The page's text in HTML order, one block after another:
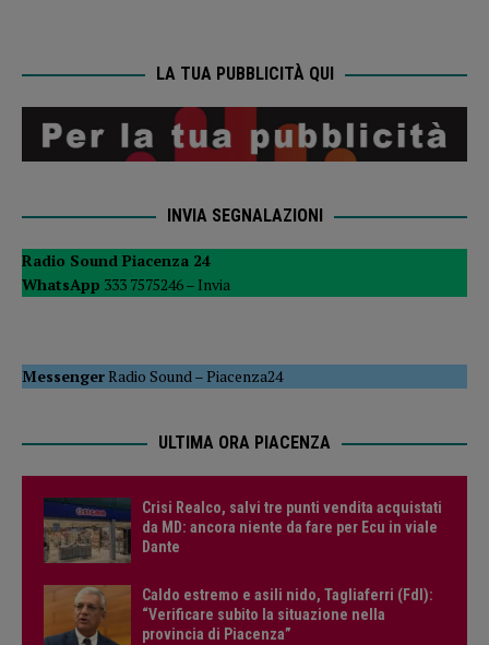
LA TUA PUBBLICITÀ QUI
INVIA SEGNALAZIONI
Radio Sound Piacenza 24
WhatsApp 333 7575246 – Invia
MessengerRadio Sound–Piacenza24
ULTIMA ORA PIACENZA
Crisi Realco, salvi tre punti vendita acquistati
da MD: ancora niente da fare per Ecu in viale
Dante
Caldo estremo e asili nido, Tagliaferri (FdI):
“Verificare subito la situazione nella
provincia di Piacenza”